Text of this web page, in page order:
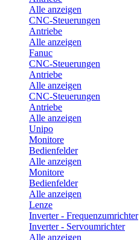
Alle anzeigen
CNC-Steuerungen
Antriebe
Alle anzeigen
Fanuc
CNC-Steuerungen
Antriebe
Alle anzeigen
CNC-Steuerungen
Antriebe
Alle anzeigen
Unipo
Monitore
Bedienfelder
Alle anzeigen
Monitore
Bedienfelder
Alle anzeigen
Lenze
Inverter - Frequenzumrichter
Inverter - Servoumrichter
Alle anzeigen